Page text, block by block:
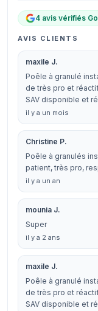
4 avis vérifiés
AVIS CLIENTS
maxile J.
Poêle à granulé
de très pro et
SAV disponible et
il y a un mois
Christine P.
Poêle à granulés
patient, très pro,
il y a un an
mounia J.
Super
il y a 2 ans
maxile J.
Poêle à granulé
de très pro et
SAV disponible et